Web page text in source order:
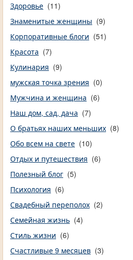
Здоровье (11)
Знаменитые женщины (9)
Корпоративные блоги (51)
Красота (7)
Кулинария (9)
мужская точка зрения (0)
Мужчина и женщина (6)
Наш дом, сад, дача (7)
О братьях наших меньших (8)
Обо всем на свете (10)
Отдых и путешествия (6)
Полезный блог (5)
Психология (6)
Свадебный переполох (2)
Семейная жизнь (4)
Стиль жизни (6)
Счастливые 9 месяцев (3)